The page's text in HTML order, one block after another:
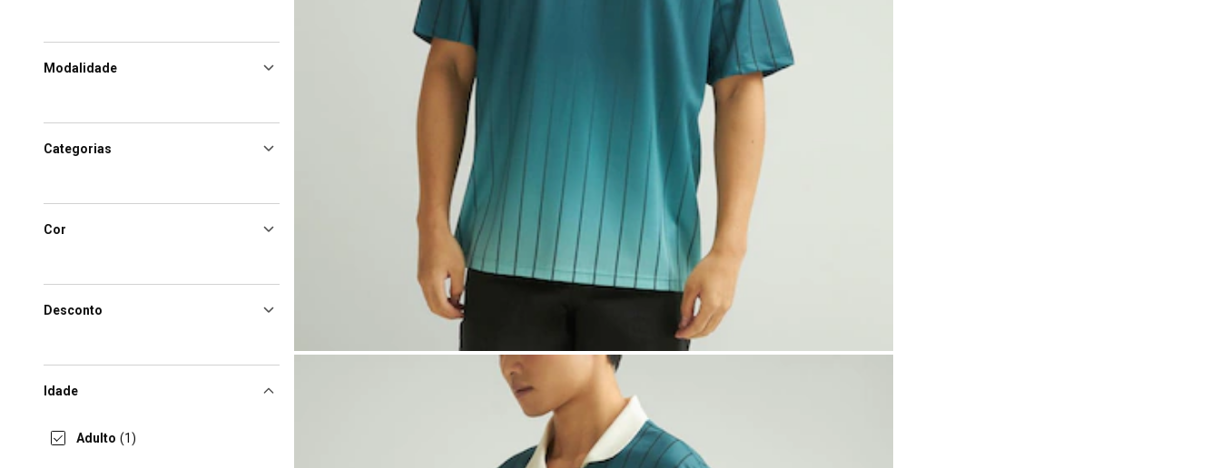
Modalidade
Categorias
Cor
Desconto
Idade
Adulto (1)